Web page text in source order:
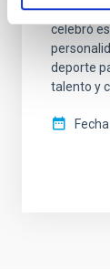
la XII
celebró
deporte
talento y